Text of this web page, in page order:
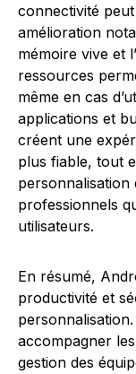
connectivité
amélioration
mémoire vive et
ressources
même en cas
applications et
créent une
plus fiable, tout
personnalisation
professionnels
utilisateurs.
En résumé,
productivité et
accompagner
gestion des